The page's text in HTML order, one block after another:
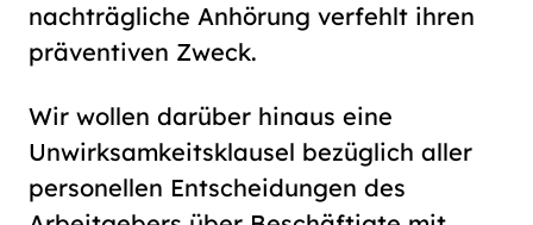
nachträgliche Anhörung verfehlt ihren
präventiven Zweck.
Wir wollen darüber hinaus eine
Unwirksamkeitsklausel bezüglich aller
personellen Entscheidungen des